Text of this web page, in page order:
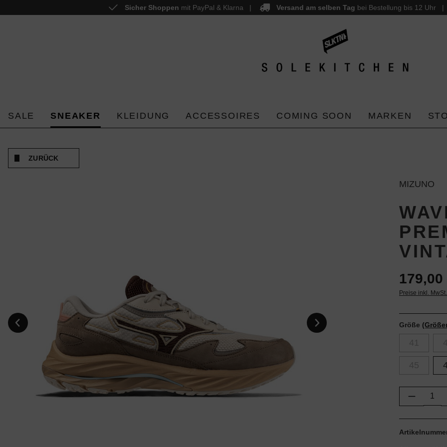
Zur Hauptnavigation springen
Sicher Shoppen mit PayPal & Klarna Versand am selben Tag bei Bestellung bis 12 Uhr
SALE SNEAKER KLEIDUNG ACCESSOIRES COMING SOON MARKEN
ZURÜCK
MIZUNO
179,00
Preise inkl.
Größe